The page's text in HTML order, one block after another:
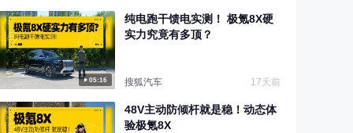
05:16
纯电跑干馈电实测！ 极氪8X硬
实力究竟有多顶？
搜狐汽车 17天前
48V主动防倾杆就是稳！动态体
验极氪8X